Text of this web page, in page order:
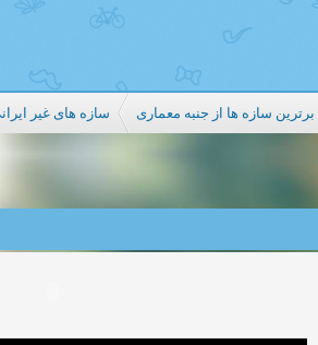
سازه ها از جنبه معماری سازه های غیر